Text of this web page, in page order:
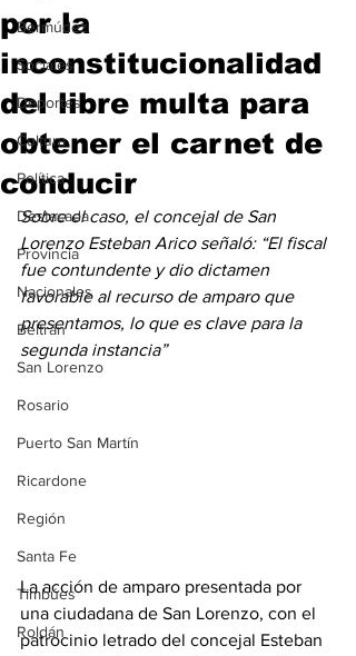
Bermúdez
Sociales
Deportes
Cultura
Política
Destacada
Provincia
Nacionales
Beltrán
San Lorenzo
Rosario
Puerto San Martín
Ricardone
Región
Santa Fe
Timbúes
Roldán
por la
inconstitucionalidad
del libre multa para
obtener el carnet de
conducir
Sobre el caso, el concejal de San
Lorenzo Esteban Arico señaló: “El fiscal
fue contundente y dio dictamen
favorable al recurso de amparo que
presentamos, lo que es clave para la
segunda instancia”
La acción de amparo presentada por
una ciudadana de San Lorenzo, con el
patrocinio letrado del concejal Esteban